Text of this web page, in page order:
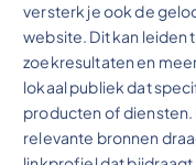
versterk je ook de
website. Dit kan leiden
zoekresultaten en
lokaal publiek dat
producten of diensten.
relevante bronnen